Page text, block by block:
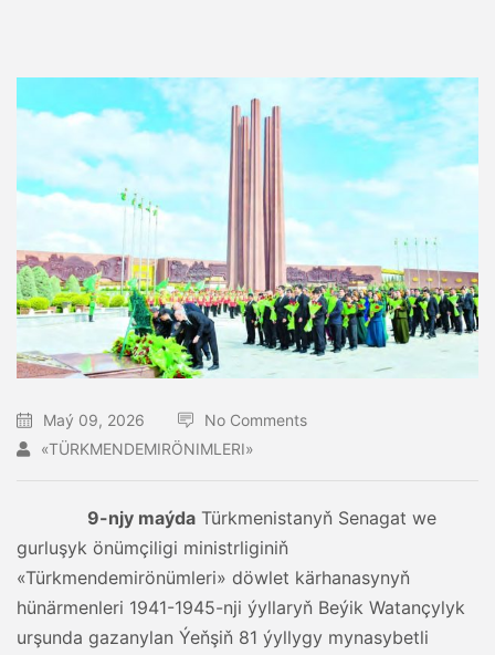
Maý 09, 2026
No Comments
«TÜRKMENDEMIRÖNIMLERI»
9-njy maýda Türkmenistanyň Senagat we
gurluşyk önümçiligi ministrliginiň
«Türkmendemirönümleri» döwlet kärhanasynyň
hünärmenleri 1941-1945-nji ýyllaryň Beýik Watançylyk
urşunda gazanylan Ýeňşiň 81 ýyllygy mynasybetli